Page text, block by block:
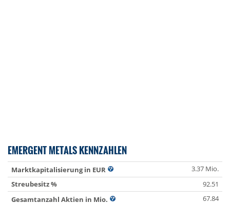
EMERGENT METALS KENNZAHLEN
Marktkapitalisierung in EUR
3.37 Mio.
Streubesitz %
92.51
Gesamtanzahl Aktien in Mio.
67.84